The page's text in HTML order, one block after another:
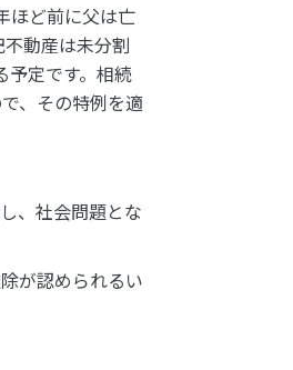
ほど前に父は亡
動産は未分割
予定です。相続
、その特例を適
、社会問題とな
が認められるい